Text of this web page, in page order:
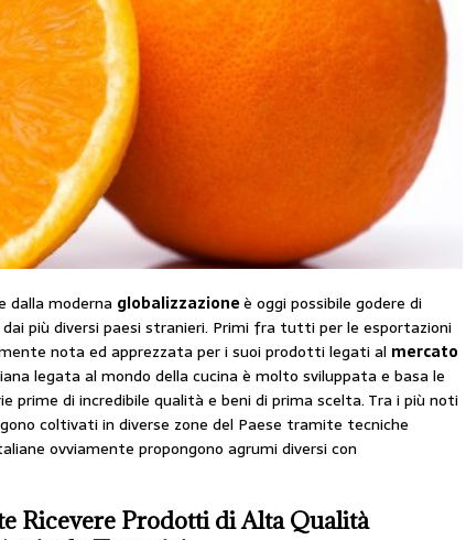
dalla moderna globalizzazioneè oggi possibile godere di
più diversi paesi stranieri. Primi fra tutti per le esportazioni
nota ed apprezzata per i suoi prodotti legati al mercato
legata al mondo della cucina è molto sviluppata e basa le
prime di incredibile qualità e beni di prima scelta. Tra i più noti
coltivati in diverse zone del Paese tramite tecniche
ovviamente propongono agrumi diversi con
Ricevere Prodotti di Alta Qualità